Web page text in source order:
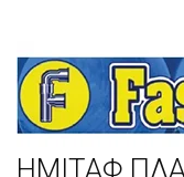
ΗΜΙΤΑΦ